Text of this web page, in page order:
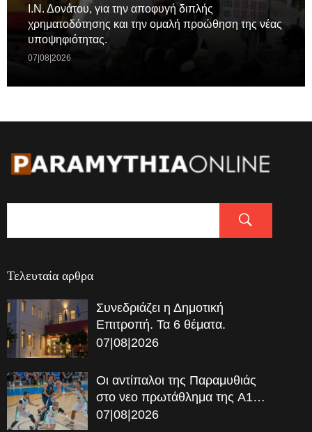
Ι.Ν. Δονάτου, για την αποφυγή διπλής
χρηματοδότησης και την ομαλή προώθηση της νέας
υποψηφιότητας.
07|08|2026
Τελευταία αρθρα
Συνεδριάζει η Δημοτική
Επιτροπή. Τα 6 θέματα.
07|08|2026
Οι αντίπαλοι της Παραμυθιάς
στο νεο πρωτάθλημα της A1…
07|08|2026